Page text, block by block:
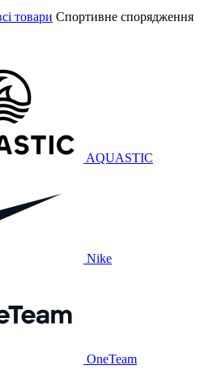
товари Спортивне спорядження
AQUASTIC
Nike
OneTeam